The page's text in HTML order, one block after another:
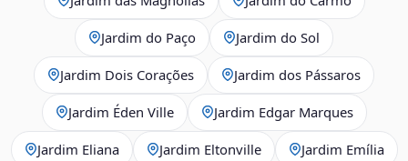
Jardim do Paço Jardim do Sol
Jardim Dois Corações Jardim dos Pássaros
Jardim Éden Ville Jardim Edgar Marques
Jardim Eliana Jardim Eltonville Jardim Emília